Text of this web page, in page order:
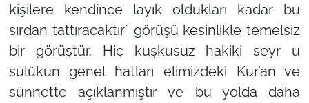
kişilere kendince layık oldukları kadar bu
sırdan tattıracaktır” görüşü kesinlikle temelsiz
bir görüştür. Hiç kuşkusuz hakiki seyr u
sülûkun genel hatları elimizdeki Kur’an ve
sünnette açıklanmıştır ve bu yolda daha